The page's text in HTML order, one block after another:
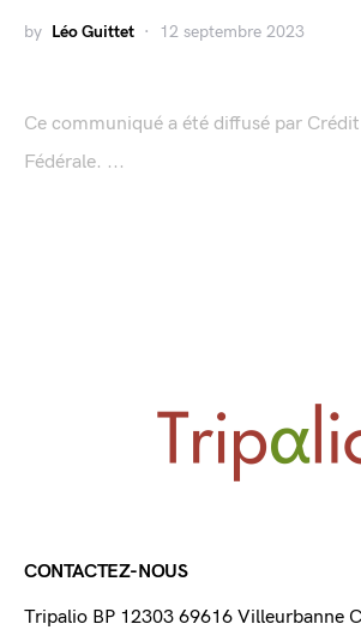
by Léo Guittet 12 septembre 2023
Ce communiqué a été diffusé par
Fédérale. ...
CONTACTEZ-NOUS
Tripalio BP 12303 69616 Villeurbanne